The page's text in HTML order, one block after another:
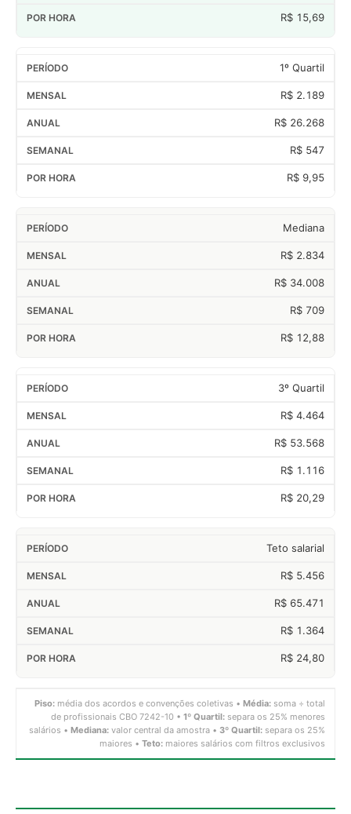
R$ 15,69
1º Quartil
R$ 2.189
R$ 26.268
R$ 547
R$ 9,95
Mediana
R$ 2.834
R$ 34.008
R$ 709
R$ 12,88
3º Quartil
R$ 4.464
R$ 53.568
R$ 1.116
R$ 20,29
Teto salarial
R$ 5.456
R$ 65.471
R$ 1.364
R$ 24,80
Piso: média dos acordos e convenções coletivas • Média: soma ÷ total
de profissionais CBO 7242-10 • 1º Quartil: separa os 25% menores
salários • Mediana: valor central da amostra • 3º Quartil: separa os 25%
maiores • Teto: maiores salários com filtros exclusivos